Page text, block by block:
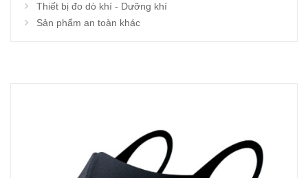
Thiết bị đo dò khí - Dưỡng khí
Sản phẩm an toàn khác